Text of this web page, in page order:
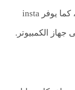
قوقل، يمكنك الدخول إلى حسابك بسرعة، كما يوفر insta